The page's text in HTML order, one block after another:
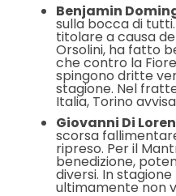
Benjamin
sulla bocca di
titolare a causa
Orsolini, ha fatto
che contro la
spingono dritte
stagione. Nel
Italia, Torino
Giovanni Di
scorsa
ripreso. Per il
benedizione,
diversi. In
ultimamente non